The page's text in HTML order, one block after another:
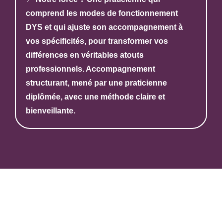
comprend les modes de fonctionnement
DYS et qui ajuste son accompagnement à
vos spécificités, pour transformer vos
différences en véritables atouts
professionnels. Accompagnement
structurant, mené par une praticienne
diplômée, avec une méthode claire et
bienveillante.